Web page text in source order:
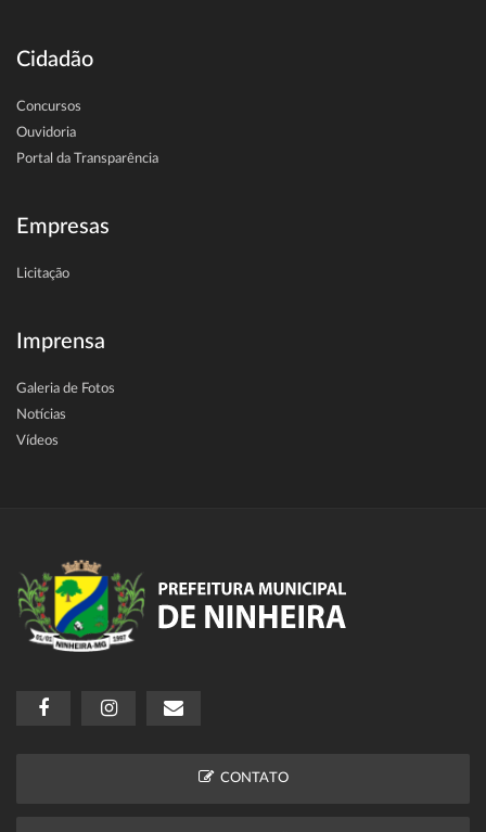
Cidadão
Concursos
Ouvidoria
Portal da Transparência
Empresas
Licitação
Imprensa
Galeria de Fotos
Notícias
Vídeos
CONTATO